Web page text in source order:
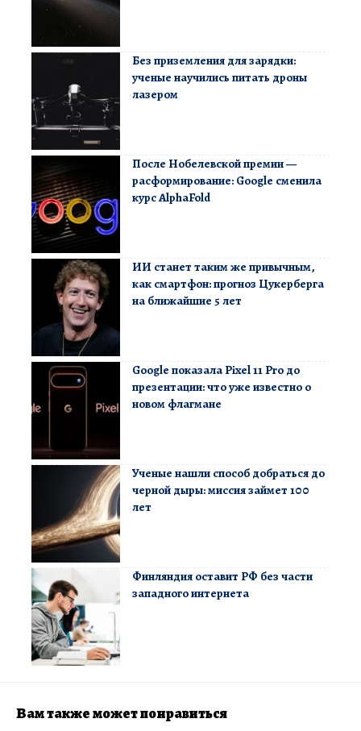
Без приземления для зарядки:
ученые научились питать дроны
лазером
После Нобелевской премии —
расформирование: Google сменила
курс AlphaFold
ИИ станет таким же привычным,
как смартфон: прогноз Цукерберга
на ближайшие 5 лет
Google показала Pixel 11 Pro до
презентации: что уже известно о
новом флагмане
Ученые нашли способ добраться до
черной дыры: миссия займет 100
лет
Финляндия оставит РФ без части
западного интернета
Вам также может понравиться